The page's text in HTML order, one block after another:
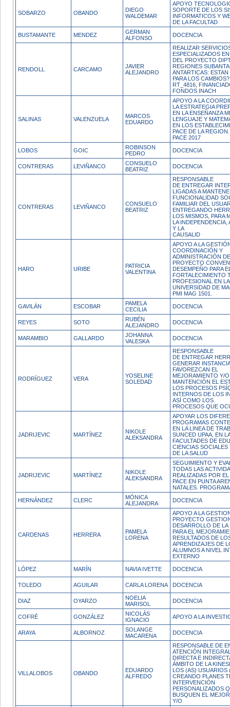
SOBARZO OBANDO
DIEGO
WALDEMAR
APOYO
SOPORTE DE LOS
INFORMATICOS Y
DE LA FACULTAD
BUSTAMANTE MENDEZ
GERMAN
ALFONSO
DOCENCIA
RENDOLL CARCAMO
JAVIER
ALEJANDRO
REALIZAR
ESPECIALIZADOS
DEL PROYECTO
REGIONES
ANTARTICAS:
PARA LOS
RT_4816,
FONDOS INACH
SALINAS VALENZUELA
MARCOS
EDUARDO
APOYO A LA
LA ESTRATEGIA
EN LA ENSEÑANZA
LENGUAJE Y
EN LOS
PACE DE LA
PACE 2017
LOBOS GOIC
ROBINSON
PEDRO
DOCENCIA
CONTRERAS LEVIÑANCO
CONSUELO
BEATRIZ
DOCENCIA
CONTRERAS LEVIÑANCO
CONSUELO
BEATRIZ
RESPONSABLE
DE ENTREGAR
LIGADAS A
FUNCIONALIDAD
FAMILIAR DEL
ENTREGANDO
LOS MISMOS, PARA
LA INDEPENDENCIA,
Y LA
CAUSALID
HARO URIBE
PATRICIA
VALENTINA
APOYO A LA
COORDINACIÓN Y
ADMINISTRACIÓN
PROYECTO
DESEMPEÑO PARA
FORTALECIMIENTO
PROFESIONAL EN LA
UNIVERSIDAD DE
PMI MAG 1501.
GAVILÁN ESCOBAR
PAMELA
CECILIA
DOCENCIA
REYES SOTO
RUBÉN
ALEJANDRO
DOCENCIA
MARAMBIO GALLARDO
JOHANNA
VALESKA
DOCENCIA
RODRÍGUEZ VERA
YOSELINE
SOLEDAD
RESPONSABLE
DE ENTREGAR
GENERAR
FAVOREZCAN EL
MEJORAMIENTO Y/O
MANTENCIÓN EL
LOS PROCESOS
INTERNOS DE LOS
ASÍ COMO LOS
PROCESOS QUE
JADRIJEVIC MARTÍNEZ
NIKOLE
ALEKSANDRA
APOYAR LOS
PROGRAMAS
EN LA LINEA DE
SUNCED UPAA, EN
FACULTADES DE
CIENCIAS SOCIALES
DE LA SALUD
JADRIJEVIC MARTÍNEZ
NIKOLE
ALEKSANDRA
SEGUIMIENTO Y
TODAS LAS
REALIZADAS POR
PACE EN PUNTA
NATALES.
HERNÁNDEZ CLERC
MÓNICA
ALEJANDRA
DOCENCIA
CARDENAS HERRERA
PAMELA
LORENA
APOYO A LA
PROYECTO
DESARROLLO DE LA
PARA EL
RESULTADOS DE
APRENDIZAJES DE
ALUMNOS A NIVEL
EXTERNO
LÓPEZ MARÍN NAVIA IVETTE DOCENCIA
TOLEDO AGUILAR CARLA LORENA DOCENCIA
DIAZ OYARZO
NOELIA
MARISOL
DOCENCIA
COFRÉ GONZÁLEZ
NICOLÁS
IGNACIO
APOYO A LA
ARAYA ALBORNOZ
SOLANGE
MACARENA
DOCENCIA
VILLALOBOS OBANDO
EDUARDO
ALFREDO
RESPONSABLE DE
ATENCIÓN
DIRECTA E
ÁMBITO DE LA
LOS (AS) USUARIOS
CREANDO PLANES
INTERVENCIÓN
PERSONALIZADOS
BUSQUEN EL
Y/O